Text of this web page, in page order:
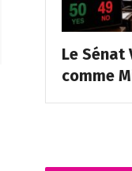
Le Sénat
comme